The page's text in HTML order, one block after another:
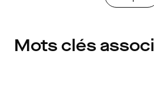
Mots clés